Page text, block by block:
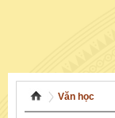
Văn học